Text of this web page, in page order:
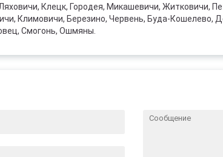
Клецк, Городея, Микашевичи, Житковичи,
Климовичи, Березино, Червень, Буда-Кошелево,
Смогонь, Ошмяны.